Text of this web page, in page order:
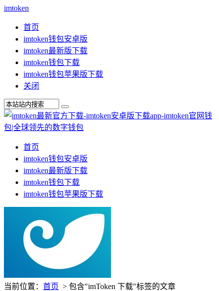
imtoken
首页
imtoken钱包安卓版
imtoken最新版下载
imtoken钱包下载
imtoken钱包苹果版下载
关闭
首页
imtoken钱包安卓版
imtoken最新版下载
imtoken钱包下载
imtoken钱包苹果版下载
当前位置： 首页 > 包含"imToken 下载"标签的文章